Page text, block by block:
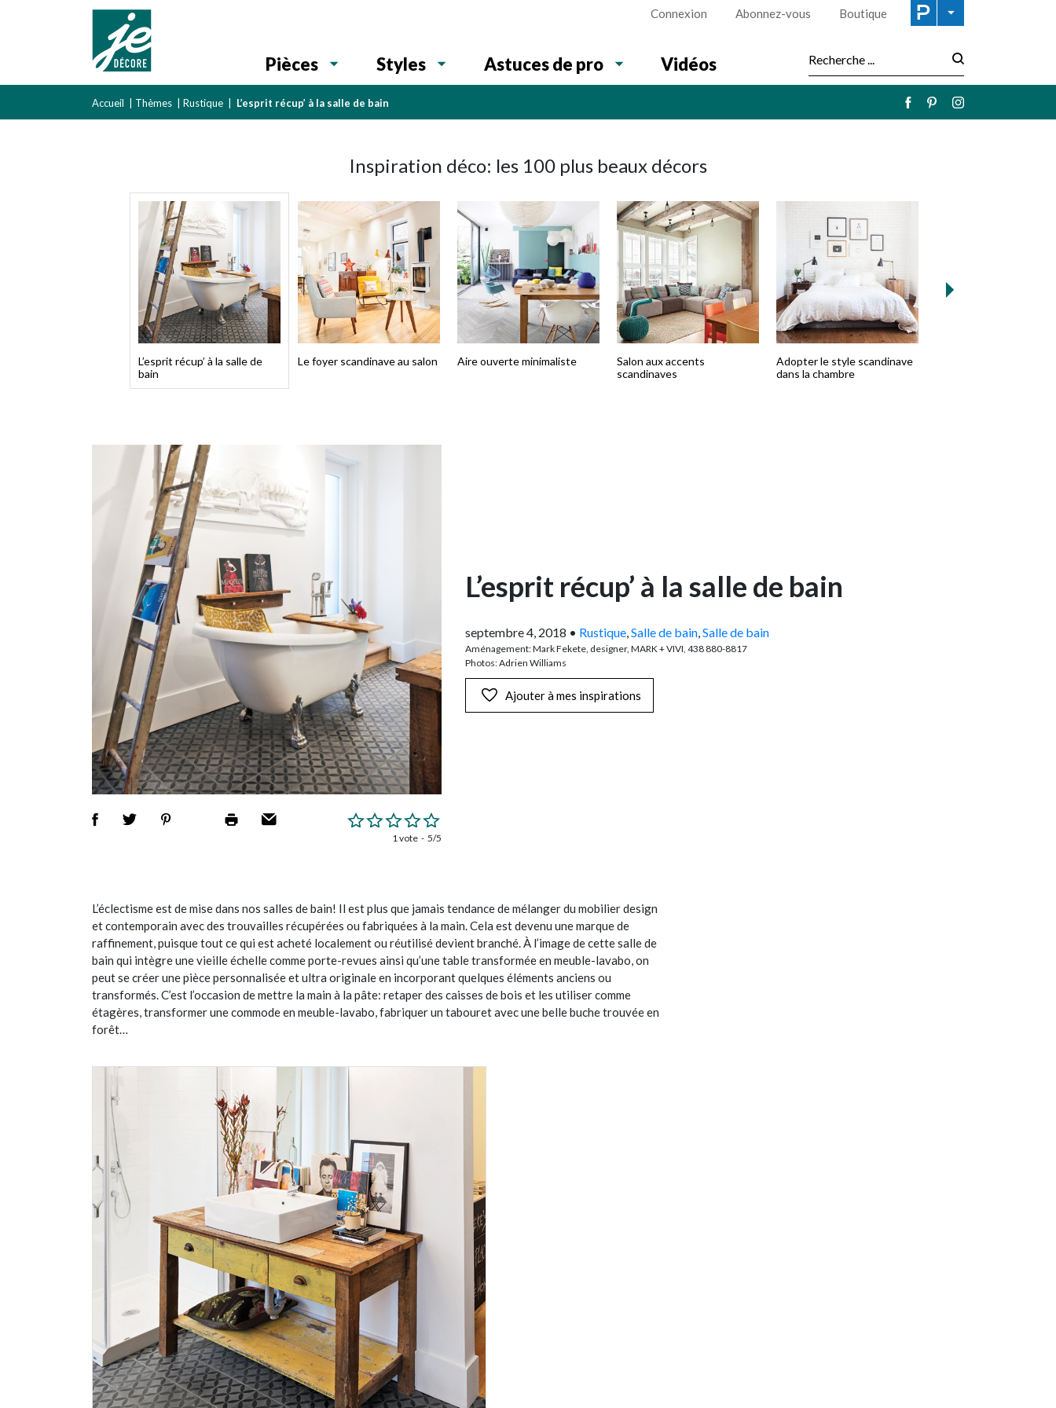
Connexion Abonnez-vous Boutique
Pièces Styles Astuces de pro Vidéos
Accueil Thèmes Rustique L’esprit récup’ à la salle de bain
Inspiration déco: les 100 plus beaux décors
L’esprit récup’ à la salle de
bain
Le foyer scandinave au salon Aire ouverte minimaliste
Salon aux accents
scandinaves
Adopter le style scandinave
dans la chambre
1 vote 5/5
L’esprit récup’ à la salle de bain
septembre 4, 2018 • Rustique Salle de bain Salle de bain
Aménagement: Mark Fekete, designer, MARK + VIVI, 438 880-8817
Photos: Adrien Williams
Ajouter à mes inspirations
L’éclectisme est de mise dans nos salles de bain! Il est plus que jamais tendance de mélanger du mobilier design
et contemporain avec des trouvailles récupérées ou fabriquées à la main. Cela est devenu une marque de
raffinement, puisque tout ce qui est acheté localement ou réutilisé devient branché. À l’image de cette salle de
bain qui intègre une vieille échelle comme porte-revues ainsi qu’une table transformée en meuble-lavabo, on
peut se créer une pièce personnalisée et ultra originale en incorporant quelques éléments anciens ou
transformés. C’est l’occasion de mettre la main à la pâte: retaper des caisses de bois et les utiliser comme
étagères, transformer une commode en meuble-lavabo, fabriquer un tabouret avec une belle buche trouvée en
forêt…